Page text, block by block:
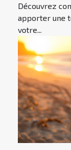
Découvrez
apporter une
votre...